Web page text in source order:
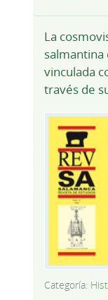
La
salmantina
vinculada
través de
Categoría: